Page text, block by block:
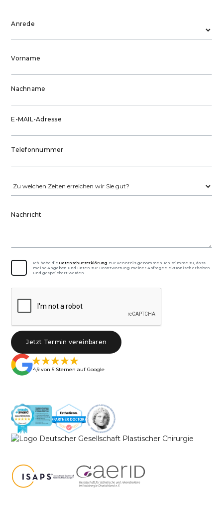
Anrede
Vorname
Nachname
E-MAIL-Adresse
Telefonnummer
Nachricht
Ich habe die Datenschutzerklärung zur Kenntnis genommen. Ich stimme zu, dass
meine Angaben und Daten zur Beantwortung meiner Anfrage elektronisch erhoben
und gespeichert werden.
4,9 von 5 Sternen auf Google